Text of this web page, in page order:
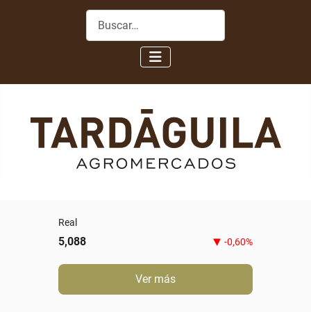
Buscar
Novillo gordo especial
5,80 0,00%
Ver más